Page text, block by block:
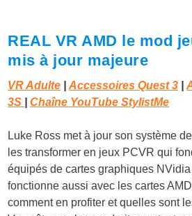
REAL VR AMD le mod
mis à jour majeure
VR Adulte |Accessoires Quest 3 |
3S
|Chaîne YouTube StylistMe
Luke Ross met à jour son système
les transformer en jeux PCVR qui
équipés de cartes graphiques
fonctionne aussi avec les cartes
comment en profiter et quelles sont